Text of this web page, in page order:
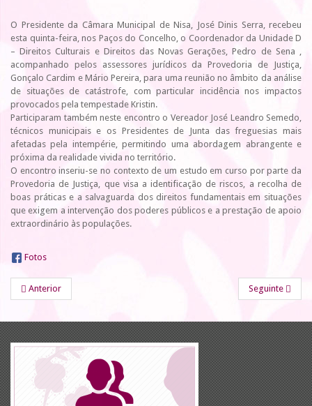
O Presidente da Câmara Municipal de Nisa, José Dinis Serra, recebeu
esta quinta-feira, nos Paços do Concelho, o Coordenador da Unidade D
– Direitos Culturais e Direitos das Novas Gerações, Pedro de Sena ,
acompanhado pelos assessores jurídicos da Provedoria de Justiça,
Gonçalo Cardim e Mário Pereira, para uma reunião no âmbito da análise
de situações de catástrofe, com particular incidência nos impactos
provocados pela tempestade Kristin.
Participaram também neste encontro o Vereador José Leandro Semedo,
técnicos municipais e os Presidentes de Junta das freguesias mais
afetadas pela intempérie, permitindo uma abordagem abrangente e
próxima da realidade vivida no território.
O encontro inseriu-se no contexto de um estudo em curso por parte da
Provedoria de Justiça, que visa a identificação de riscos, a recolha de
boas práticas e a salvaguarda dos direitos fundamentais em situações
que exigem a intervenção dos poderes públicos e a prestação de apoio
extraordinário às populações.
Fotos
Anterior Seguinte